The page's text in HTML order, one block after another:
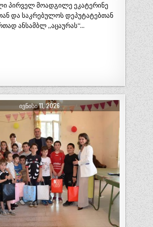
პირველ მოადგილე ეკატერინე
და საკრებულოს დეპუტატებთან
ანსამბლ ,,აცაურას“…
ᲘᲕᲜᲘᲡᲘ 11, 2026